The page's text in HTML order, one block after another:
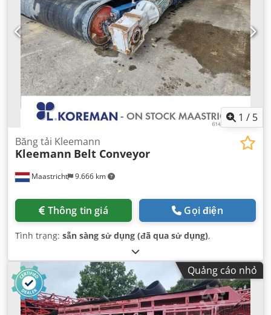
1 / 5
Maastricht 9.666 km
Băng tải Kleemann
Kleemann Belt Conveyor
Thông tin giá Gọi điện
Tình trạng: sẵn sàng sử dụng (đã qua sử dụng),
Quảng cáo nhỏ